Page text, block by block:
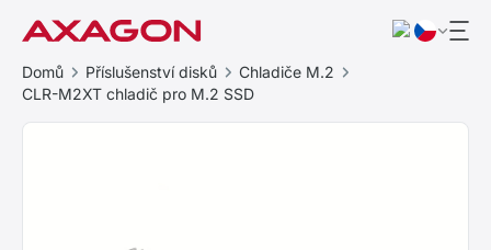
Domů Příslušenství disků
Chladiče M.2
CLR-M2XT chladič pro M.2 SSD